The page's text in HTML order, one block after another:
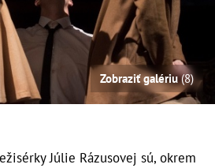
Zobraziť galériu(8)
Júlie Rázusovej sú, okrem